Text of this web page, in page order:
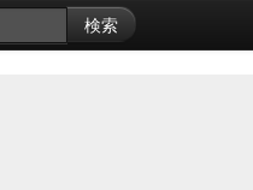
検索